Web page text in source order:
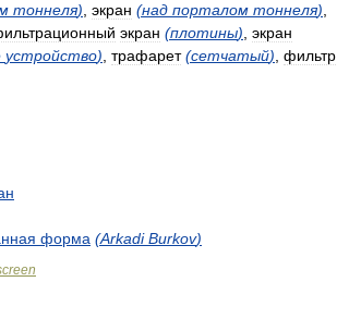
тоннеля) экран (над порталом тоннеля)
экран (плотины) экран
устройство) трафарет (сетчатый) фильтр
форма (Arkadi Burkov)